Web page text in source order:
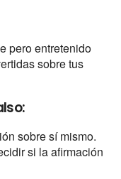
pero entretenido
sobre tus
sobre sí mismo.
si la afirmación